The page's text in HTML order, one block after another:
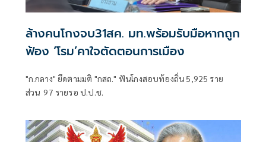
ล้างคนโกงจบ31สค. มท.พร้อมรับมือหากถูก
ฟ้อง ‘โรม’คาใจตัดตอนการเมือง
"ก.กลาง" ยึดตามมติ "กสถ." ฟันโกงสอบท้องถิ่น 5,925 ราย
ส่วน 97 รายรอ ป.ป.ช.